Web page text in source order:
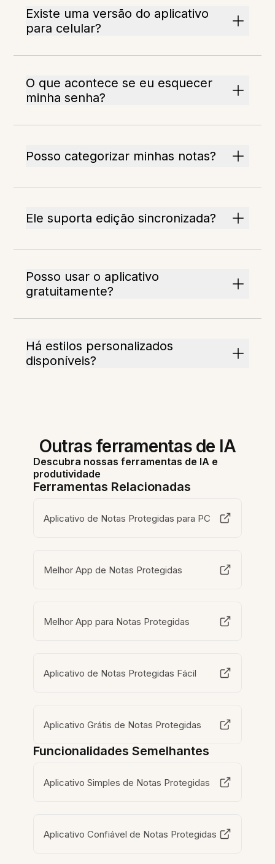
Existe uma versão do aplicativo
para celular?
O que acontece se eu esquecer
minha senha?
Posso categorizar minhas notas?
Ele suporta edição sincronizada?
Posso usar o aplicativo
gratuitamente?
Há estilos personalizados
disponíveis?
Outras ferramentas de IA
Descubra nossas ferramentas de IA e
produtividade
Ferramentas Relacionadas
Aplicativo de Notas Protegidas para PC
Melhor App de Notas Protegidas
Melhor App para Notas Protegidas
Aplicativo de Notas Protegidas Fácil
Aplicativo Grátis de Notas Protegidas
Funcionalidades Semelhantes
Aplicativo Simples de Notas Protegidas
Aplicativo Confiável de Notas Protegidas